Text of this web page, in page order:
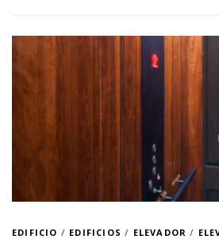
EDIFICIO / EDIFICIOS / ELEVADOR /